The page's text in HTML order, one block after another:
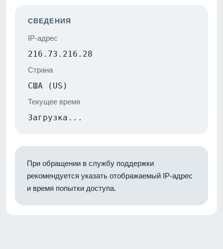
СВЕДЕНИЯ
IP-адрес
216.73.216.28
Страна
США (US)
Текущее время
Загрузка...
При обращении в службу поддержки
рекомендуется указать отображаемый IP-адрес
и время попытки доступа.